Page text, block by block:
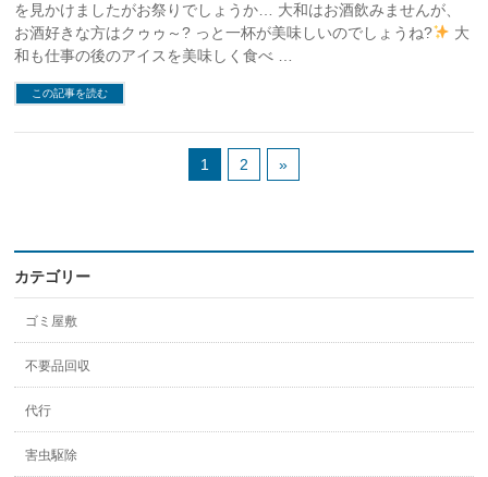
を見かけましたがお祭りでしょうか… 大和はお酒飲みませんが、
お酒好きな方はクゥゥ～? っと一杯が美味しいのでしょうね?
大
和も仕事の後のアイスを美味しく食べ …
この記事を読む
1 2 »
カテゴリー
ゴミ屋敷
不要品回収
代行
害虫駆除